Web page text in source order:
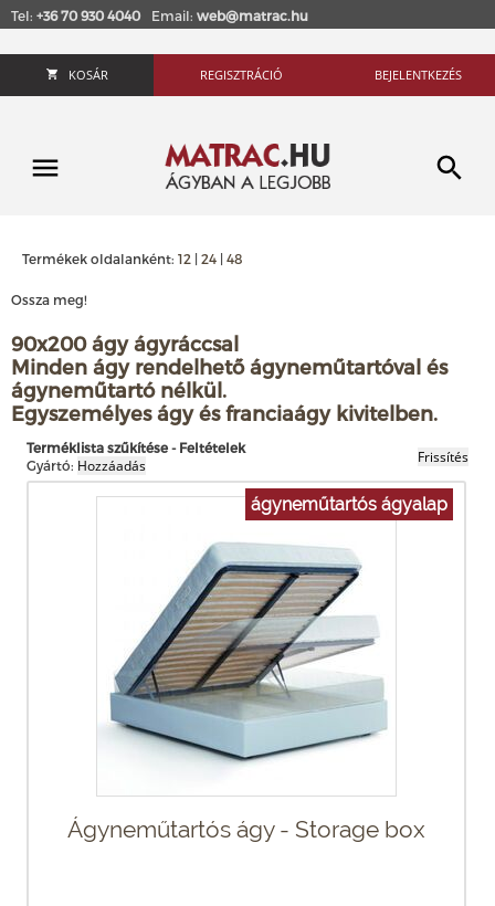
Tel: +36 70 930 4040 Email: web@matrac.hu
KOSÁR REGISZTRÁCIÓ BEJELENTKEZÉS
Termékek oldalanként: 12 | 24 | 48
Ossza meg!
90x200 ágy ágyráccsal
Minden ágy rendelhető ágyneműtartóval és
ágyneműtartó nélkül.
Egyszemélyes ágy és franciaágy kivitelben.
Terméklista szűkítése - Feltételek
Gyártó:
ágyneműtartós ágyalap
Ágyneműtartós ágy - Storage box